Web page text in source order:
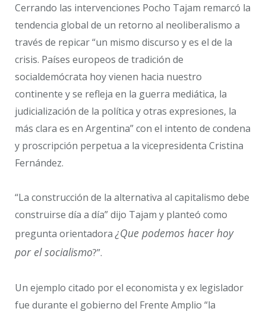
Cerrando las intervenciones Pocho Tajam remarcó la
tendencia global de un retorno al neoliberalismo a
través de repicar “un mismo discurso y es el de la
crisis. Países europeos de tradición de
socialdemócrata hoy vienen hacia nuestro
continente y se refleja en la guerra mediática, la
judicialización de la política y otras expresiones, la
más clara es en Argentina” con el intento de condena
y proscripción perpetua a la vicepresidenta Cristina
Fernández.
“La construcción de la alternativa al capitalismo debe
construirse día a día” dijo Tajam y planteó como
pregunta orientadora¿Que podemos hacer hoy
por el socialismo?”.
Un ejemplo citado por el economista y ex legislador
fue durante el gobierno del Frente Amplio “la